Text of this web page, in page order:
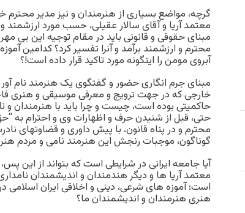
گرچه، مواضع بسیاری از هنرمندان و نیز مدیر محترم
معتمد آریا و آقای سالار عقیلی، حسب مورد ارزشمند
مبنای حقوقی و قانونی باید در مقام توجیه این بی
محترم و ارزشمند برآمد و آنرا تفسیر کرد؟ کدامین
آبروی مومن را اینگونه مورد تاکید قرار داده است!؟
مبنای جرم انگاری حضور و گفتگوی یک هنرمند نام
خارجی که در جهت ترویج و معرفی موسیقی و هنری
حاکمیتی بوده است، چیست و چرا باید با هنرمندان و
حتی، قبل از شنیدن حرف و اظهارات وی و احترام به
محترم و در پناه قانون، با پیش داوری و قضاوتهای
گوناگون، موجبات رنجش این هنرمند نامی و مردم
آیا جامعه ایرانی در شرایطی است که بتواند از این
معتمد آریا ها و دیگر هندمندان و اندیشمندان
است؛ آموزه های شرعی، دینی و اخلاقی ایران
هنری هنرمندان و اندیشمندان ما؟